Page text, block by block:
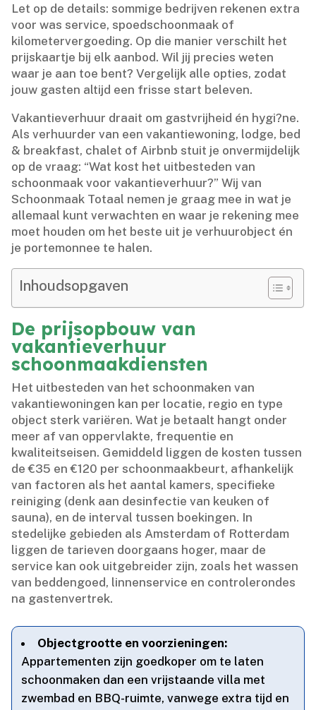
Let op de details: sommige bedrijven rekenen extra
voor was service, spoedschoonmaak of
kilometervergoeding.​ Op die manier verschilt het
prijskaartje bij elk aanbod.​ Wil jij precies weten
waar je aan toe bent? Vergelijk alle opties, zodat
jouw gasten altijd een frisse start beleven.​
Vakantieverhuur draait om gastvrijheid én hygi?ne.​
Als verhuurder van een vakantiewoning, lodge, bed
& breakfast, chalet of Airbnb stuit je onvermijdelijk
op de vraag: “Wat kost het uitbesteden van
schoonmaak voor vakantieverhuur?” Wij van
Schoonmaak Totaal nemen je graag mee in wat je
allemaal kunt verwachten en waar je rekening mee
moet houden om het beste uit je verhuurobject én
je portemonnee te halen.​
Inhoudsopgaven
De prijsopbouw van
vakantieverhuur
schoonmaakdiensten
Het uitbesteden van het schoonmaken van
vakantiewoningen kan per locatie, regio en type
object sterk variëren.​ Wat je betaalt hangt onder
meer af van oppervlakte, frequentie en
kwaliteitseisen.​ Gemiddeld liggen de kosten tussen
de €35 en €120 per schoonmaakbeurt, afhankelijk
van factoren als het aantal kamers, specifieke
reiniging (denk aan desinfectie van keuken of
sauna), en de interval tussen boekingen.​ In
stedelijke gebieden als Amsterdam of Rotterdam
liggen de tarieven doorgaans hoger, maar de
service kan ook uitgebreider zijn, zoals het wassen
van beddengoed, linnenservice en controlerondes
na gastenvertrek.​
Objectgrootte en voorzieningen:
Appartementen zijn goedkoper om te laten
schoonmaken dan een vrijstaande villa met
zwembad en BBQ-ruimte, vanwege extra tijd en